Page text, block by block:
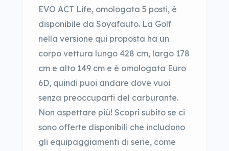
EVO ACT Life, omologata 5 posti, è
disponibile da Soyafauto. La Golf
nella versione qui proposta ha un
corpo vettura lungo 428 cm, largo 178
cm e alto 149 cm e è omologata Euro
6D, quindi puoi andare dove vuoi
senza preoccuparti del carburante.
Non aspettare più! Scopri subito se ci
sono offerte disponibili che includono
gli equipaggiamenti di serie, come